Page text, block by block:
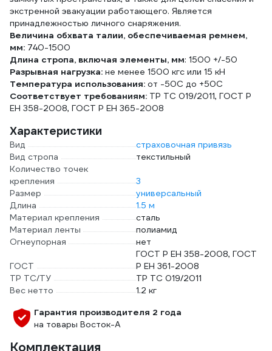
экстренной эвакуации работающего. Является
принадлежностью личного снаряжения.
Величина обхвата талии, обеспечиваемая ремнем,
мм: 740-1500
Длина стропа, включая элементы, мм: 1500 +/-50
Разрывная нагрузка: не менее 1500 кгс или 15 кН
Температура использования: от -50C до +50С
Соответствует требованиям: ТР ТС 019/2011, ГОСТ Р
ЕН 358-2008, ГОСТ Р ЕН 365-2008
Характеристики
Вид
страховочная привязь
Вид стропа
текстильный
Количество точек
крепления
3
Размер
универсальный
Длина
1.5 м
Материал крепления
сталь
Материал ленты
полиамид
Огнеупорная
нет
ГОСТ
ГОСТ Р ЕН 358-2008, ГОСТ
Р ЕН 361-2008
ТР ТС/ТУ
ТР ТС 019/2011
Вес нетто
1.2 кг
Гарантия производителя 2 года
на товары Восток-А
Комплектация